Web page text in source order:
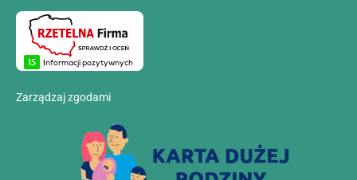
Zarządzaj zgodami